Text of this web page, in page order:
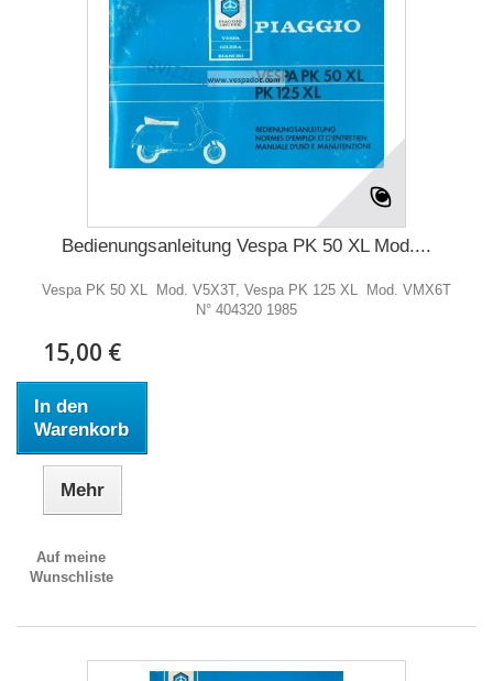
Bedienungsanleitung Vespa PK 50 XL Mod....
Vespa PK 50 XL Mod. V5X3T, Vespa PK 125 XL Mod. VMX6T
N° 404320 1985
15,00 €
In den
Warenkorb
Mehr
Auf meine
Wunschliste